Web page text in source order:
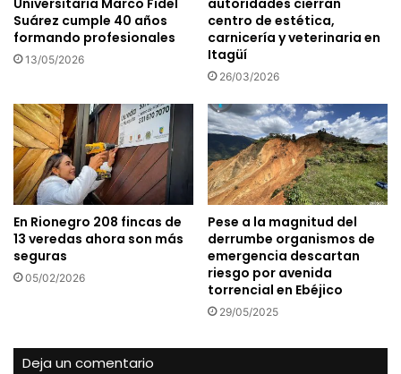
Universitaria Marco Fidel
Suárez cumple 40 años
formando profesionales
13/05/2026
autoridades cierran
centro de estética,
carnicería y veterinaria en
Itagüí
26/03/2026
En Rionegro 208 fincas de
13 veredas ahora son más
seguras
05/02/2026
Pese a la magnitud del
derrumbe organismos de
emergencia descartan
riesgo por avenida
torrencial en Ebéjico
29/05/2025
Deja un comentario